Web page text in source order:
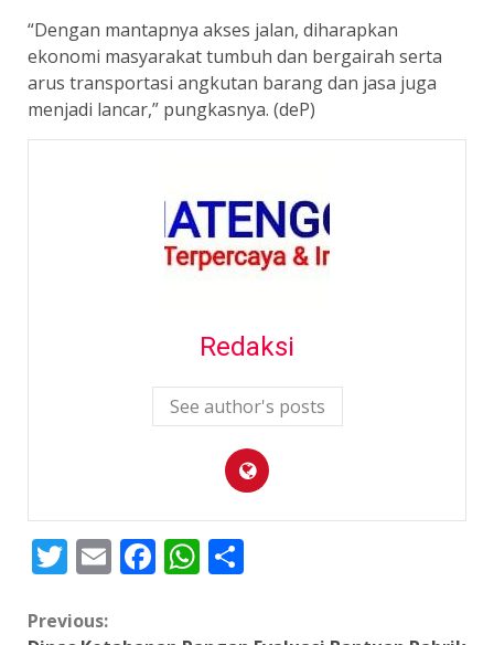
“Dengan mantapnya akses jalan, diharapkan
ekonomi masyarakat tumbuh dan bergairah serta
arus transportasi angkutan barang dan jasa juga
menjadi lancar,” pungkasnya. (deP)
Redaksi
See author's posts
Twitter
EmailFacebook
WhatsApp
Continue
Previous: